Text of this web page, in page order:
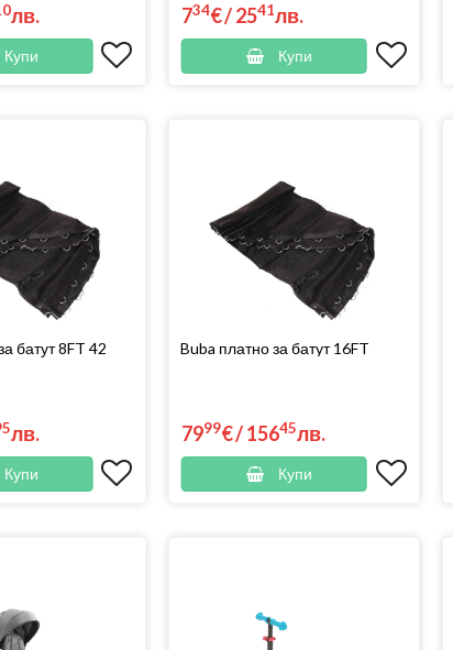
лв.
Купи
734€/2541лв.
Купи
батут 8FT 42
лв.
Купи
Buba платно за батут 16FT
7999€/15645лв.
Купи